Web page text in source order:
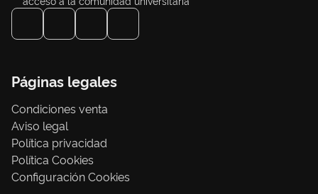
Páginas legales
Condiciones venta
Aviso legal
Política privacidad
Política Cookies
Configuración Cookies